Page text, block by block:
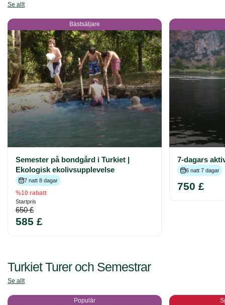
Se allt
Bästsäljare
Semester på bondgård i Turkiet |
Ekologisk ekolivsupplevelse
7 natt 8 dagar
%10 rabatt
Startpris
650 £
585 £
7-dagars
6 natt 7 dagar
750 £
Turkiet Turer och Semestrar
Se allt
Populär